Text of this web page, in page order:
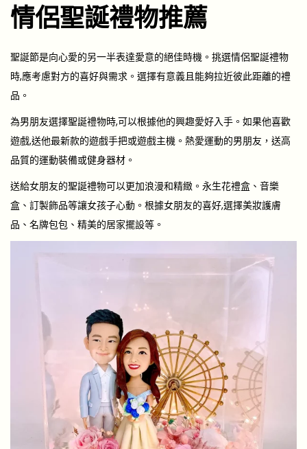
情侶聖誕禮物推薦
聖誕節是向心愛的另一半表達愛意的絕佳時機。挑選情侶聖誕禮物
時,應考慮對方的喜好與需求。選擇有意義且能夠拉近彼此距離的禮
品。
為男朋友選擇聖誕禮物時,可以根據他的興趣愛好入手。如果他喜歡
遊戲,送他最新款的遊戲手把或遊戲主機。熱愛運動的男朋友，送高
品質的運動裝備或健身器材。
送給女朋友的聖誕禮物可以更加浪漫和精緻。永生花禮盒、音樂
盒、訂製飾品等讓女孩子心動。根據女朋友的喜好,選擇美妝護膚
品、名牌包包、精美的居家擺設等。